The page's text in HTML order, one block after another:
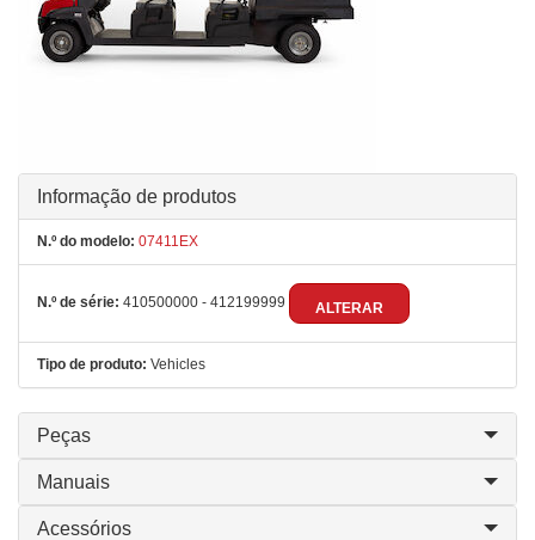
Informação de produtos
N.º do modelo: 07411EX
N.º de série: 410500000 - 412199999 ALTERAR
Tipo de produto: Vehicles
Peças
Manuais
Acessórios